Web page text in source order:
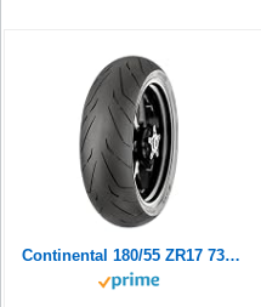
Continental 180/55 ZR17 73W Contiroad